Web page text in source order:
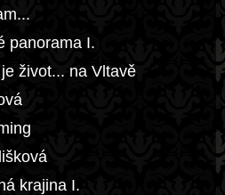
panorama I.
život... na Vltavě
krajina I.